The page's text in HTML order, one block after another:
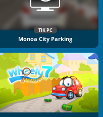
TIK PC
Monoa City Parking